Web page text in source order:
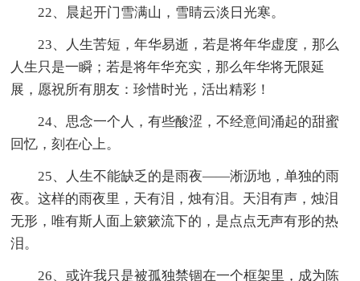
22、晨起开门雪满山，雪睛云淡日光寒。
23、人生苦短，年华易逝，若是将年华虚度，那么
人生只是一瞬；若是将年华充实，那么年华将无限延
展，愿祝所有朋友：珍惜时光，活出精彩！
24、思念一个人，有些酸涩，不经意间涌起的甜蜜
回忆，刻在心上。
25、人生不能缺乏的是雨夜——淅沥地，单独的雨
夜。这样的雨夜里，天有泪，烛有泪。天泪有声，烛泪
无形，唯有斯人面上簌簌流下的，是点点无声有形的热
泪。
26、或许我只是被孤独禁锢在一个框架里，成为陈